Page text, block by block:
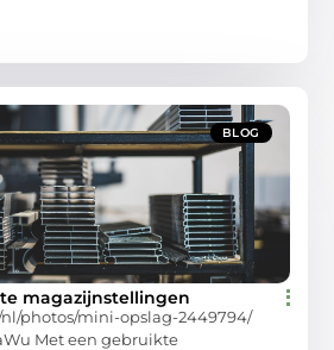
BLOG
magazijnstellingen
photos/mini-opslag-2449794/
Met een gebruikte